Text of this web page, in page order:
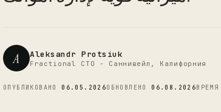
A Aleksandr Protsiuk
Fractional CTO - Саннивейл, Калифорния
ОПУБЛИКОВАНО06.05.2026ОБНОВЛЕНО06.08.2026